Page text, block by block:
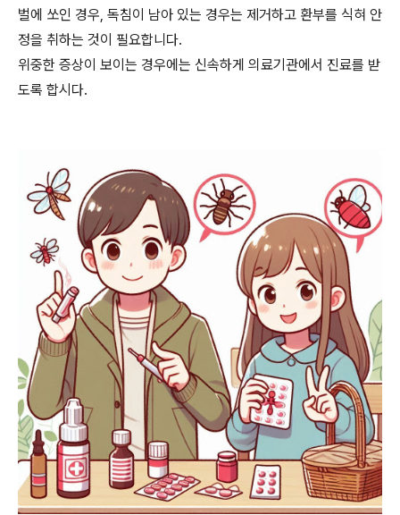
벌에 쏘인 경우, 독침이 남아 있는 경우는 제거하고 환부를 식혀 안
정을 취하는 것이 필요합니다.
위중한 증상이 보이는 경우에는 신속하게 의료기관에서 진료를 받
도록 합시다.